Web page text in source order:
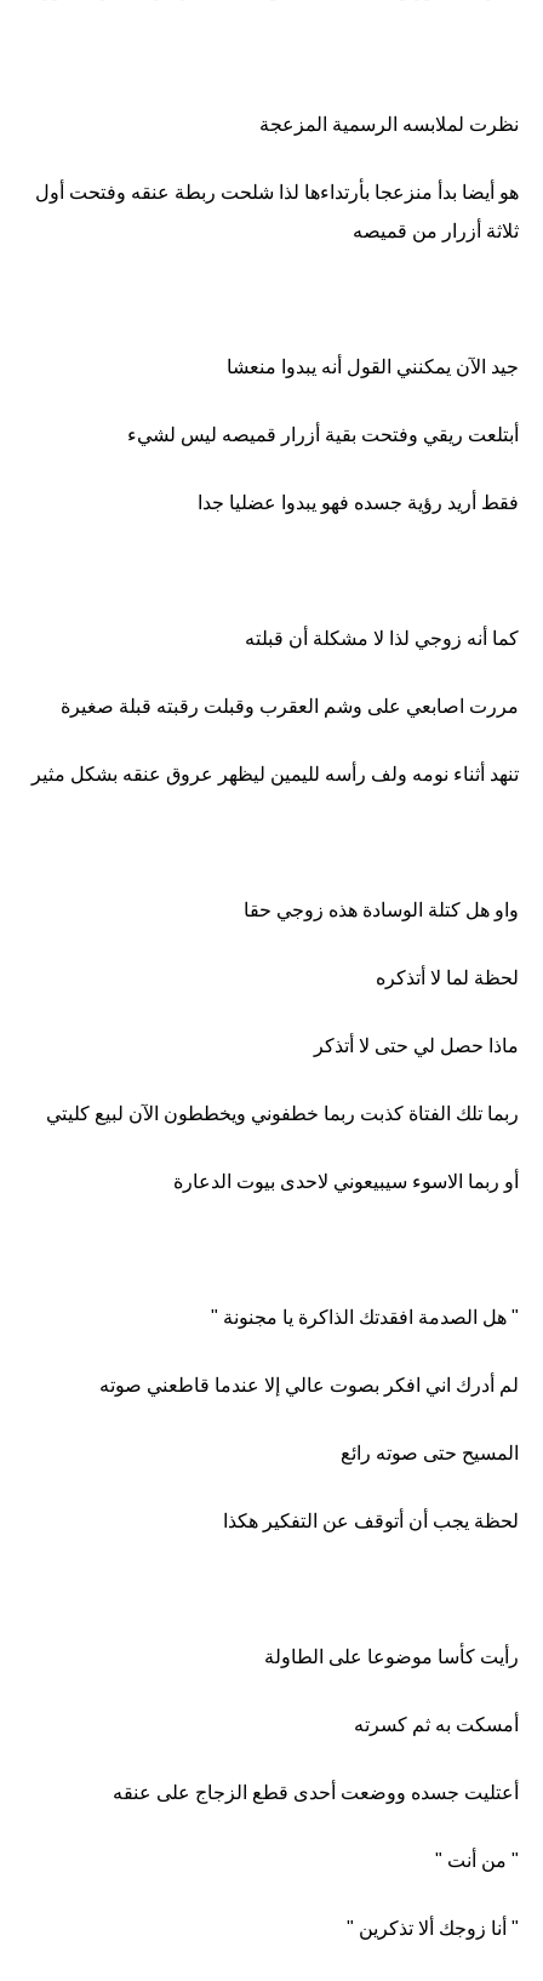
نظرت لملابسه الرسمية المزعجة
هو أيضا بدأ منزعجا بأرتداءها لذا شلحت ربطة عنقه وفتحت أول
ثلاثة أزرار من قميصه
جيد الآن يمكنني القول أنه يبدوا منعشا
أبتلعت ريقي وفتحت بقية أزرار قميصه ليس لشيء
فقط أريد رؤية جسده فهو يبدوا عضليا جدا
كما أنه زوجي لذا لا مشكلة أن قبلته
مررت اصابعي على وشم العقرب وقبلت رقبته قبلة صغيرة
تنهد أثناء نومه ولف رأسه لليمين ليظهر عروق عنقه بشكل مثير
واو هل كتلة الوسادة هذه زوجي حقا
لحظة لما لا أتذكره
ماذا حصل لي حتى لا أتذكر
ربما تلك الفتاة كذبت ربما خطفوني ويخططون الآن لبيع كليتي
أو ربما الاسوء سيبيعوني لاحدى بيوت الدعارة
" هل الصدمة افقدتك الذاكرة يا مجنونة "
لم أدرك اني افكر بصوت عالي إلا عندما قاطعني صوته
المسيح حتى صوته رائع
لحظة يجب أن أتوقف عن التفكير هكذا
رأيت كأسا موضوعا على الطاولة
أمسكت به ثم كسرته
أعتليت جسده ووضعت أحدى قطع الزجاج على عنقه
" من أنت "
" أنا زوجك ألا تذكرين "